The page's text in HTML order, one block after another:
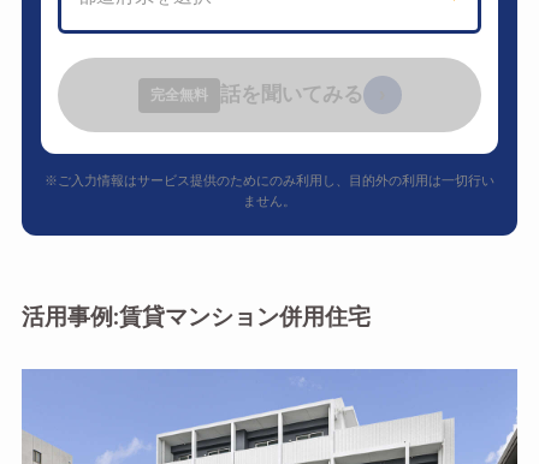
完全無料 話を聞いてみる
※ご入力情報はサービス提供のためにのみ利用し、目的外の利用は一切行い
ません。
活用事例:賃貸マンション併用住宅